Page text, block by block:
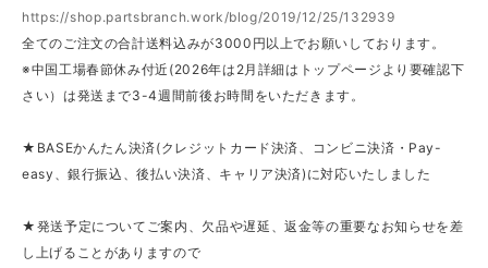
https://shop.partsbranch.work/blog/2019/12/25/132939
全てのご注文の合計送料込みが3000円以上でお願いしております。
※中国工場春節休み付近(2026年は2月詳細はトップページより要確認下
さい）は発送まで3-4週間前後お時間をいただきます。
★BASEかんたん決済(クレジットカード決済、コンビニ決済・Pay-
easy、銀行振込、後払い決済、キャリア決済)に対応いたしました
★発送予定についてご案内、欠品や遅延、返金等の重要なお知らせを差
し上げることがありますので